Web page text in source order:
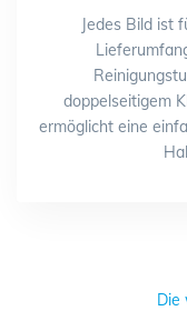
Jedes Bild ist
doppelseitigem
ermöglicht eine
Die